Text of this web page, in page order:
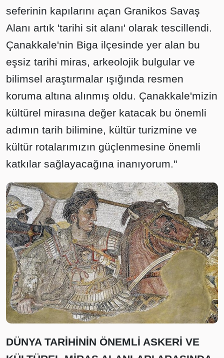
seferinin kapılarını açan Granikos Savaş
Alanı artık 'tarihi sit alanı' olarak tescillendi.
Çanakkale'nin Biga ilçesinde yer alan bu
eşsiz tarihi miras, arkeolojik bulgular ve
bilimsel araştırmalar ışığında resmen
koruma altına alınmış oldu. Çanakkale'mizin
kültürel mirasına değer katacak bu önemli
adımın tarih bilimine, kültür turizmine ve
kültür rotalarımızın güçlenmesine önemli
katkılar sağlayacağına inanıyorum."
DÜNYA TARİHİNİN ÖNEMLİ ASKERİ VE